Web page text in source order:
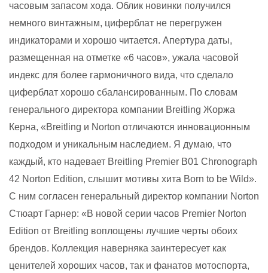
часовым запасом хода. Облик новинки получился
немного винтажным, циферблат не перегружен
индикаторами и хорошо читается. Апертура даты,
размещенная на отметке «6 часов», ужала часовой
индекс для более гармоничного вида, что сделало
циферблат хорошо сбалансированным. По словам
генерального директора компании Breitling Жоржа
Керна, «Breitling и Norton отличаются инновационным
подходом и уникальным наследием. Я думаю, что
каждый, кто надевает Breitling Premier B01 Chronograph
42 Norton Edition, слышит мотивы хита Born to be Wild».
С ним согласен генеральный директор компании Norton
Стюарт Гарнер: «В новой серии часов Premier Norton
Edition от Breitling воплощены лучшие черты обоих
брендов. Коллекция наверняка заинтересует как
ценителей хороших часов, так и фанатов мотоспорта,